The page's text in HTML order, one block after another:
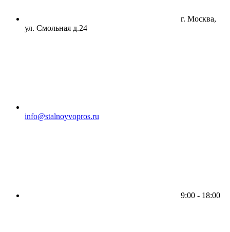
г. Москва,
ул. Смольная д.24
info@stalnoyvopros.ru
9:00 - 18:00